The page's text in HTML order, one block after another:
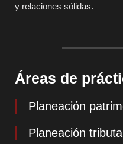
y relaciones sólidas.
Áreas de
Planeación
Planeación